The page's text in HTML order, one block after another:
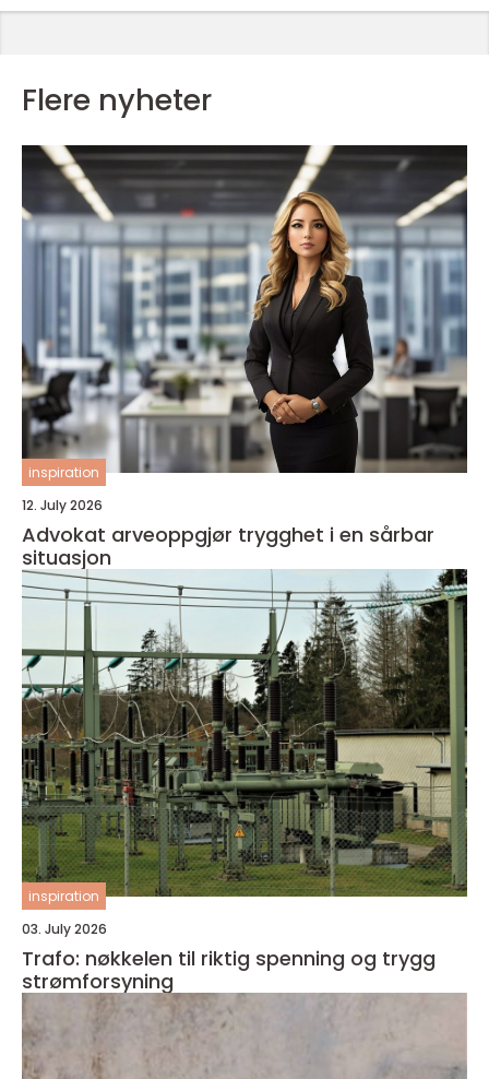
Flere nyheter
inspiration
12. July 2026
Advokat arveoppgjør trygghet i en sårbar
situasjon
inspiration
03. July 2026
Trafo: nøkkelen til riktig spenning og trygg
strømforsyning